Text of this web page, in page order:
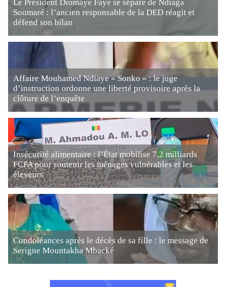
Le Président Diomaye Faye se sépare de Ndiaga
Soumaré : l’ancien responsable de la DED réagit et
défend son bilan
Affaire Mouhamed Ndiaye « Sonko » : le juge
d’instruction ordonne une liberté provisoire après la
clôture de l’enquête
Insécurité alimentaire : l’État mobilise 7,2 milliards
FCFA pour soutenir les ménages vulnérables et les
éleveurs
Condoléances après le décès de sa fille : le message de
Serigne Mountakha Mbacké